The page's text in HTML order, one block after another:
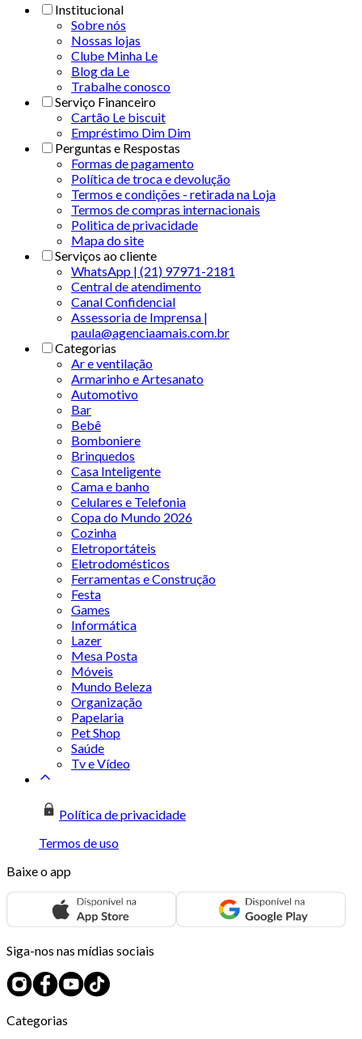
Institucional
Sobre nós
Nossas lojas
Clube Minha Le
Blog da Le
Trabalhe conosco
Serviço Financeiro
Cartão Le biscuit
Empréstimo Dim Dim
Perguntas e Respostas
Formas de pagamento
Política de troca e devolução
Termos e condições - retirada na Loja
Termos de compras internacionais
Politica de privacidade
Mapa do site
Serviços ao cliente
WhatsApp | (21) 97971-2181
Central de atendimento
Canal Confidencial
Assessoria de Imprensa |
paula@agenciaamais.com.br
Categorias
Ar e ventilação
Armarinho e Artesanato
Automotivo
Bar
Bebê
Bomboniere
Brinquedos
Casa Inteligente
Cama e banho
Celulares e Telefonia
Copa do Mundo 2026
Cozinha
Eletroportáteis
Eletrodomésticos
Ferramentas e Construção
Festa
Games
Informática
Lazer
Mesa Posta
Móveis
Mundo Beleza
Organização
Papelaria
Pet Shop
Saúde
Tv e Vídeo
Política de privacidade
Termos de uso
Baixe o app
Siga-nos nas mídias sociais
Categorias